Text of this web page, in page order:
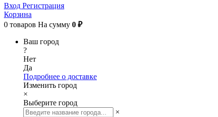
Вход Регистрация
Корзина
0 товаров На сумму 0 ₽
Ваш город
?
Нет
Да
Подробнее о доставке
Изменить город
×
Выберите город
×